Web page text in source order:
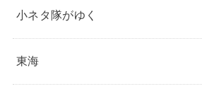
小ネタ隊がゆく
東海